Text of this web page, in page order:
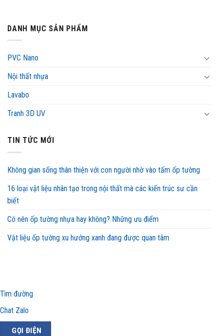
DANH MỤC SẢN PHẨM
PVC Nano
Nội thất nhựa
Lavabo
Tranh 3D UV
TIN TỨC MỚI
Không gian sống thân thiện với con người nhờ vào tấm ốp tường
16 loại vật liệu nhân tạo trong nội thất mà các kiến trúc sư cần
biết
Có nên ốp tường nhựa hay không? Những ưu điểm
Vật liệu ốp tường xu hướng xanh đang được quan tâm
Tìm đường
Chat Zalo
GỌI ĐIỆN